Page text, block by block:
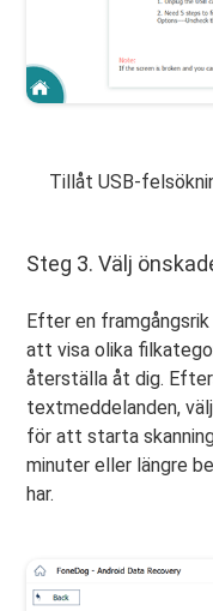
Tillåt USB-
Steg 3. Välj
Efter en
att visa olika
återställa åt dig.
textmeddelanden,
för att starta
minuter eller längre
har.